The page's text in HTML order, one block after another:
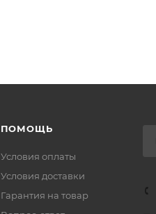
ПОМОЩЬ
Условия оплаты
Условия доставки
Гарантия на товар